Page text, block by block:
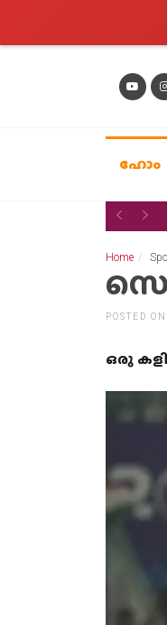
ഹോം
Home
POSTED
ഒരു